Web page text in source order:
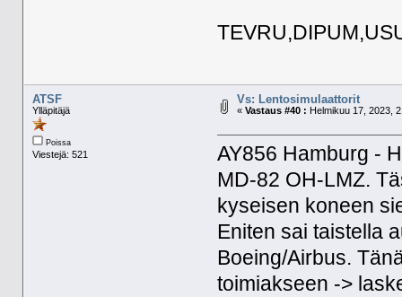
ATSF
Ylläpitäjä
Poissa
Viestejä: 521
Vs: Lentosimulaattorit
« Vastaus #40 : Helmikuu 17, 2023,
AY856 Hamburg -
MD-82 OH-LMZ.
kyseisen koneen
Eniten sai taistella
Boeing/Airbus.
toimiakseen ->